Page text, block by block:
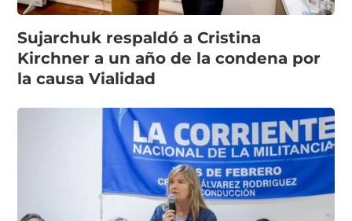
Sujarchuk respaldó a Cristina
Kirchner a un año de la condena por
la causa Vialidad